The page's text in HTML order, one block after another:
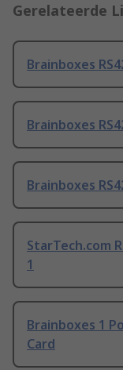
Gerelateerde
Brainboxes
Brainboxes
Brainboxes
StarTech.com
1
Brainboxes 1
Card